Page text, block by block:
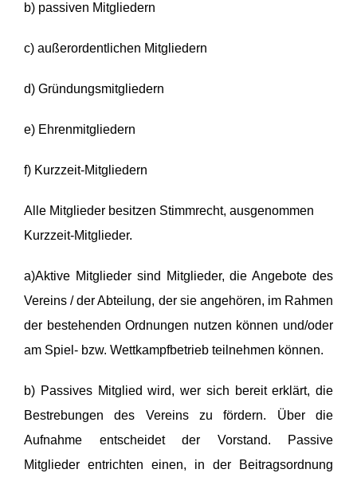
b) passiven Mitgliedern
c) außerordentlichen Mitgliedern
d) Gründungsmitgliedern
e) Ehrenmitgliedern
f) Kurzzeit-Mitgliedern
Alle Mitglieder besitzen Stimmrecht, ausgenommen
Kurzzeit-Mitglieder.
a)Aktive Mitglieder sind Mitglieder, die Angebote des
Vereins / der Abteilung, der sie angehören, im Rahmen
der bestehenden Ordnungen nutzen können und/oder
am Spiel- bzw. Wettkampfbetrieb teilnehmen können.
b) Passives Mitglied wird, wer sich bereit erklärt, die
Bestrebungen des Vereins zu fördern. Über die
Aufnahme entscheidet der Vorstand. Passive
Mitglieder entrichten einen, in der Beitragsordnung